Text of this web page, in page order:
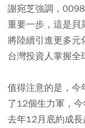
謝宛芝強調，
重要一步，這是貝
將陸續引進更多元
台灣投資人掌握全
值得注意的是，今
了12個生力軍，
去年12月底約成